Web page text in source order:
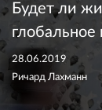
Будет ли
28.06.2019
Ричард Лахманн